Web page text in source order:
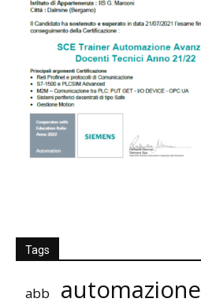
Tags
abb automazione